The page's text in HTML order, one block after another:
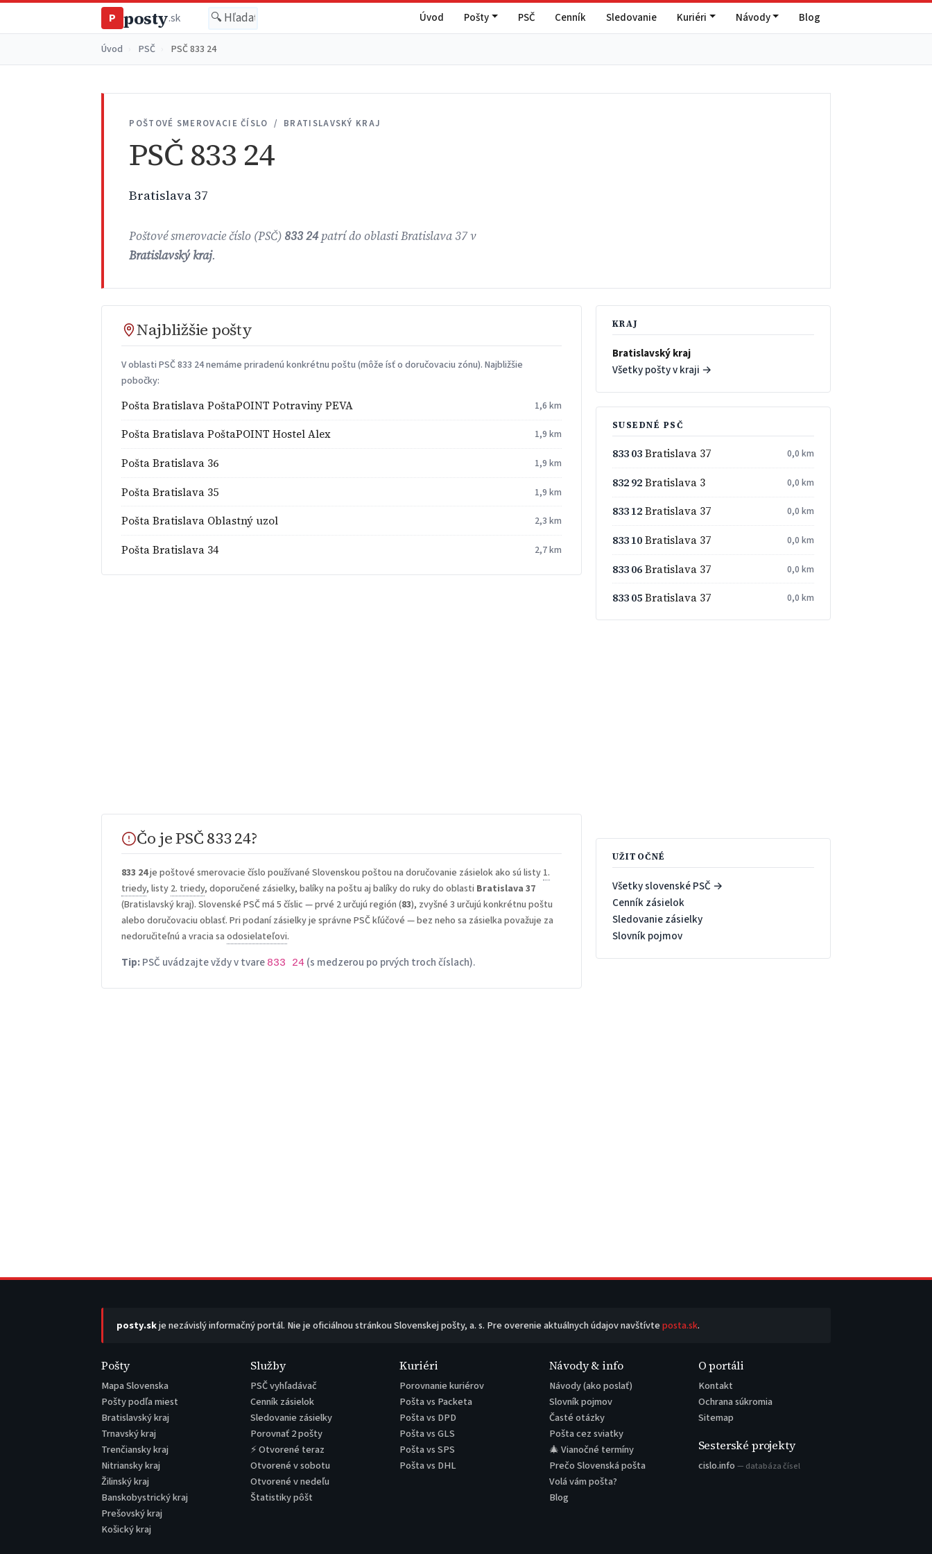
P posty.sk Úvod Pošty PSČ Cenník Sledovanie Kuriéri Návody Blog
Úvod PSČ PSČ 833 24
POŠTOVÉ SMEROVACIE ČÍSLO / BRATISLAVSKÝ KRAJ
PSČ 833 24
Bratislava 37
Poštové smerovacie číslo (PSČ) 833 24patrí do oblasti Bratislava 37 v
Bratislavský kraj.
Najbližšie pošty
V oblasti PSČ 833 24 nemáme priradenú konkrétnu poštu (môže ísť o doručovaciu zónu). Najbližšie
pobočky:
Pošta Bratislava PoštaPOINT Potraviny PEVA 1,6 km
Pošta Bratislava PoštaPOINT Hostel Alex 1,9 km
Pošta Bratislava 36 1,9 km
Pošta Bratislava 35 1,9 km
Pošta Bratislava Oblastný uzol 2,3 km
Pošta Bratislava 34 2,7 km
Čo je PSČ 833 24?
833 24je poštové smerovacie číslo používané Slovenskou poštou na doručovanie zásielok ako sú listy 1.
triedy, listy 2. triedy, doporučené zásielky, balíky na poštu aj balíky do ruky do oblasti Bratislava 37
(Bratislavský kraj). Slovenské PSČ má 5 číslic — prvé 2 určujú región (83), zvyšné 3 určujú konkrétnu poštu
alebo doručovaciu oblasť. Pri podaní zásielky je správne PSČ kľúčové — bez neho sa zásielka považuje za
nedoručiteľnú a vracia saodosielateľovi.
Tip:PSČ uvádzajte vždy v tvare 833 24 (s medzerou po prvých troch číslach).
KRAJ
Bratislavský kraj
Všetky pošty v kraji →
SUSEDNÉ PSČ
833 03Bratislava 37 0,0 km
832 92Bratislava 3 0,0 km
833 12Bratislava 37 0,0 km
833 10Bratislava 37 0,0 km
833 06Bratislava 37 0,0 km
833 05Bratislava 37 0,0 km
UŽITOČNÉ
Všetky slovenské PSČ →
Cenník zásielok
Sledovanie zásielky
Slovník pojmov
posty.skje nezávislý informačný portál. Nie je oficiálnou stránkou Slovenskej pošty, a. s. Pre overenie aktuálnych údajov navštívteposta.sk.
Pošty
Mapa Slovenska
Pošty podľa miest
Bratislavský kraj
Trnavský kraj
Trenčiansky kraj
Nitriansky kraj
Žilinský kraj
Banskobystrický kraj
Prešovský kraj
Košický kraj
Služby
PSČ vyhľadávač
Cenník zásielok
Sledovanie zásielky
Porovnať 2 pošty
⚡ Otvorené teraz
Otvorené v sobotu
Otvorené v nedeľu
Štatistiky pôšt
Kuriéri
Porovnanie kuriérov
Pošta vs Packeta
Pošta vs DPD
Pošta vs GLS
Pošta vs SPS
Pošta vs DHL
Návody & info
Návody (ako poslať)
Slovník pojmov
Časté otázky
Pošta cez sviatky
🎄 Vianočné termíny
Prečo Slovenská pošta
Volá vám pošta?
Blog
O portáli
Kontakt
Ochrana súkromia
Sitemap
Sesterské projekty
cislo.info — databáza čísel